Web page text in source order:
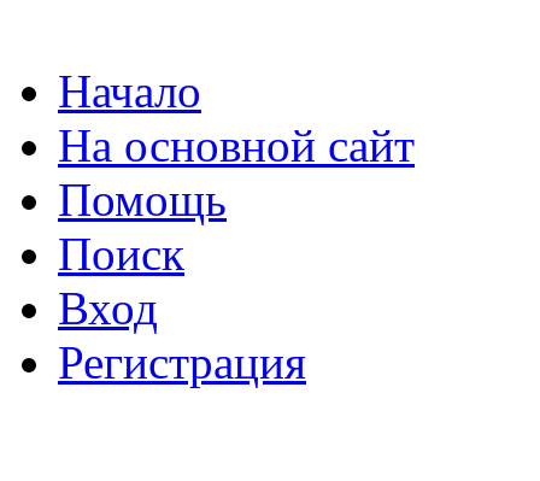
Начало
На основной сайт
Помощь
Поиск
Вход
Регистрация